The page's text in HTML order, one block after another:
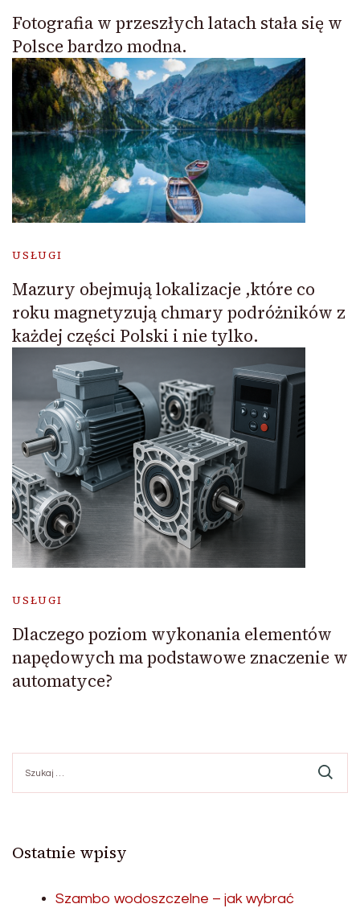
Fotografia w przeszłych latach stała się w
Polsce bardzo modna.
USŁUGI
Mazury obejmują lokalizacje ,które co
roku magnetyzują chmary podróżników z
każdej części Polski i nie tylko.
USŁUGI
Dlaczego poziom wykonania elementów
napędowych ma podstawowe znaczenie w
automatyce?
Ostatnie wpisy
Szambo wodoszczelne – jak wybrać